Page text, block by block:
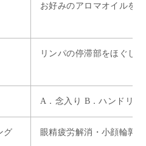
お好みのアロマオイルを
リンパの停滞部をほぐし
A．念入り B．ハンドリ
グ 眼精疲労解消・小顔輪郭